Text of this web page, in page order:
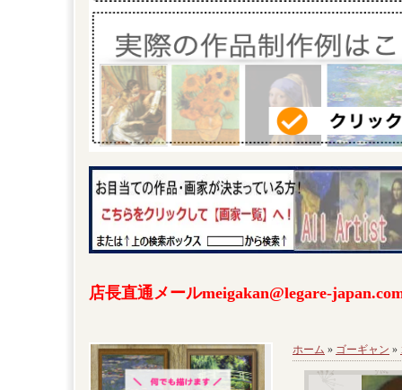
店長直通メールmeigakan@legare-
ホーム » ゴーギャン »